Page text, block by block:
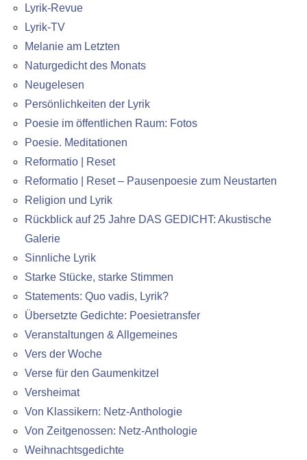
Lyrik-Revue
Lyrik-TV
Melanie am Letzten
Naturgedicht des Monats
Neugelesen
Persönlichkeiten der Lyrik
Poesie im öffentlichen Raum: Fotos
Poesie. Meditationen
Reformatio | Reset
Reformatio | Reset – Pausenpoesie zum Neustarten
Religion und Lyrik
Rückblick auf 25 Jahre DAS GEDICHT: Akustische
Galerie
Sinnliche Lyrik
Starke Stücke, starke Stimmen
Statements: Quo vadis, Lyrik?
Übersetzte Gedichte: Poesietransfer
Veranstaltungen & Allgemeines
Vers der Woche
Verse für den Gaumenkitzel
Versheimat
Von Klassikern: Netz-Anthologie
Von Zeitgenossen: Netz-Anthologie
Weihnachtsgedichte